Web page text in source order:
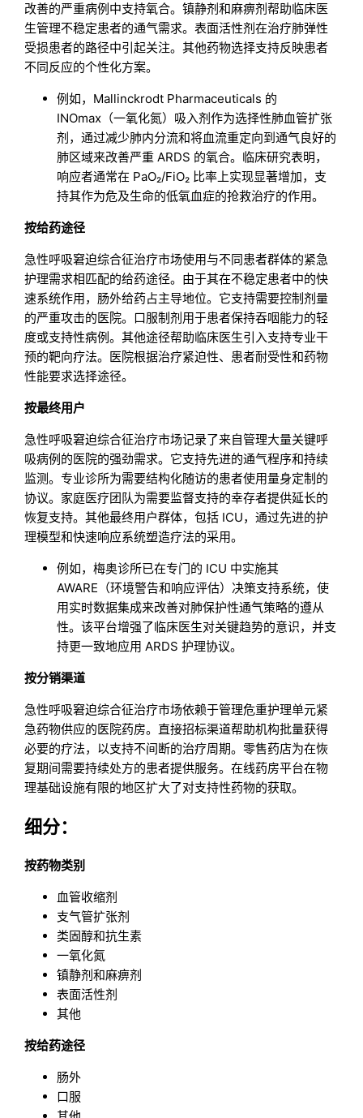
改善的严重病例中支持氧合。镇静剂和麻痹剂帮助临床医
生管理不稳定患者的通气需求。表面活性剂在治疗肺弹性
受损患者的路径中引起关注。其他药物选择支持反映患者
不同反应的个性化方案。
例如，Mallinckrodt Pharmaceuticals 的
INOmax（一氧化氮）吸入剂作为选择性肺血管扩张
剂，通过减少肺内分流和将血流重定向到通气良好的
肺区域来改善严重 ARDS 的氧合。临床研究表明，
响应者通常在 PaO₂/FiO₂ 比率上实现显著增加，支
持其作为危及生命的低氧血症的抢救治疗的作用。
按给药途径
急性呼吸窘迫综合征治疗市场使用与不同患者群体的紧急
护理需求相匹配的给药途径。由于其在不稳定患者中的快
速系统作用，肠外给药占主导地位。它支持需要控制剂量
的严重攻击的医院。口服制剂用于患者保持吞咽能力的轻
度或支持性病例。其他途径帮助临床医生引入支持专业干
预的靶向疗法。医院根据治疗紧迫性、患者耐受性和药物
性能要求选择途径。
按最终用户
急性呼吸窘迫综合征治疗市场记录了来自管理大量关键呼
吸病例的医院的强劲需求。它支持先进的通气程序和持续
监测。专业诊所为需要结构化随访的患者使用量身定制的
协议。家庭医疗团队为需要监督支持的幸存者提供延长的
恢复支持。其他最终用户群体，包括 ICU，通过先进的护
理模型和快速响应系统塑造疗法的采用。
例如，梅奥诊所已在专门的 ICU 中实施其
AWARE（环境警告和响应评估）决策支持系统，使
用实时数据集成来改善对肺保护性通气策略的遵从
性。该平台增强了临床医生对关键趋势的意识，并支
持更一致地应用 ARDS 护理协议。
按分销渠道
急性呼吸窘迫综合征治疗市场依赖于管理危重护理单元紧
急药物供应的医院药房。直接招标渠道帮助机构批量获得
必要的疗法，以支持不间断的治疗周期。零售药店为在恢
复期间需要持续处方的患者提供服务。在线药房平台在物
理基础设施有限的地区扩大了对支持性药物的获取。
细分：
按药物类别
血管收缩剂
支气管扩张剂
类固醇和抗生素
一氧化氮
镇静剂和麻痹剂
表面活性剂
其他
按给药途径
肠外
口服